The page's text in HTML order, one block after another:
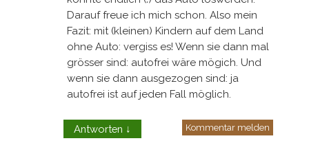
Darauf freue ich mich schon. Also mein
Fazit: mit (kleinen) Kindern auf dem Land
ohne Auto: vergiss es! Wenn sie dann mal
grösser sind: autofrei wäre mögich. Und
wenn sie dann ausgezogen sind: ja
autofrei ist auf jeden Fall möglich.
Antworten ↓ Kommentar melden